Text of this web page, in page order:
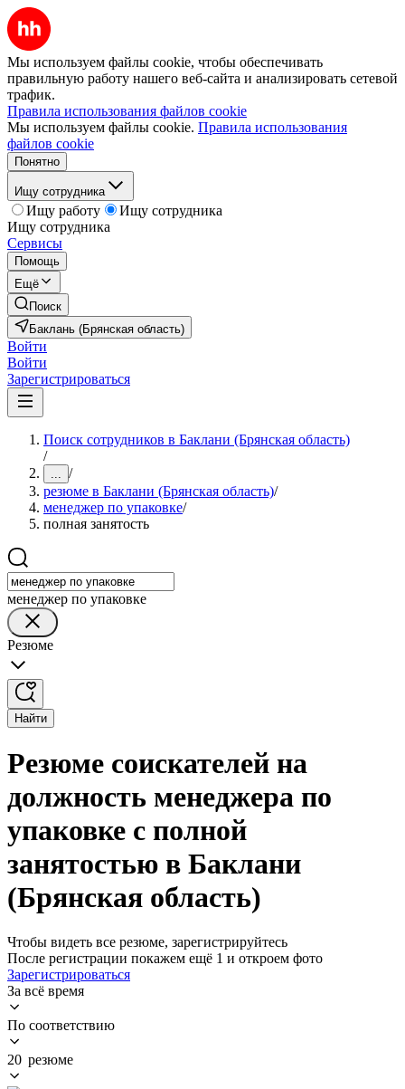
Мы используем файлы cookie, чтобы обеспечивать
правильную работу нашего веб-сайта и анализировать сетевой
трафик.
Правила использования файлов cookie
Мы используем файлы cookie. Правила использования
файлов cookie
Понятно
Ищу сотрудника
Ищу работу
Ищу сотрудника
Ищу сотрудника
Сервисы
Помощь
Ещё
Поиск
Баклань (Брянская область)
Войти
Войти
Зарегистрироваться
Поиск сотрудников в Баклани (Брянская область)
/
... /
резюме в Баклани (Брянская область)/
менеджер по упаковке/
полная занятость
менеджер по упаковке
Резюме
Найти
Резюме соискателей на
должность менеджера по
упаковке с полной
занятостью в Баклани
(Брянская область)
Чтобы видеть все резюме, зарегистрируйтесь
После регистрации покажем ещё 1 и откроем фото
Зарегистрироваться
За всё время
По соответствию
20 резюме